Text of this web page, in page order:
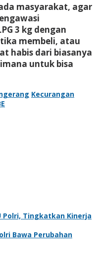
masyarakat, agar
3 kg dengan
membeli, atau
habis dari biasanya
untuk bisa
Kecurangan
Polri, Tingkatkan Kinerja
Bawa Perubahan